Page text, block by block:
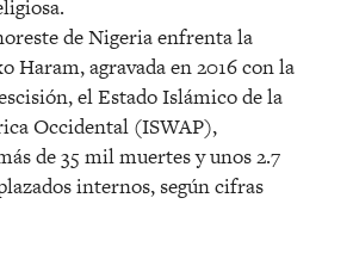
de Nigeria enfrenta la
Haram, agravada en 2016 con la
el Estado Islámico de la
Occidental (ISWAP),
de 35 mil muertes y unos 2.7
internos, según cifras